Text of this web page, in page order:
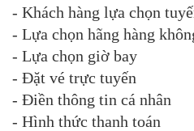
- Khách hàng lựa chọn
- Lựa chọn hãng hàng
- Lựa chọn giờ bay
- Đặt vé trực tuyến
- Điền thông tin cá nhân
- Hình thức thanh toán